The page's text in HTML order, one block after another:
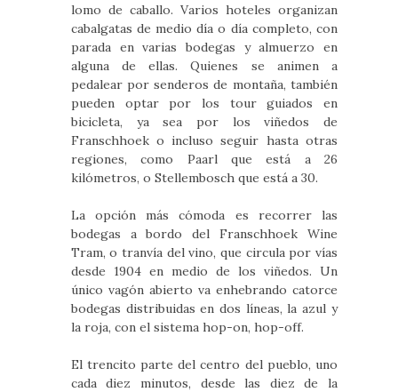
lomo de caballo. Varios hoteles organizan
cabalgatas de medio día o día completo, con
parada en varias bodegas y almuerzo en
alguna de ellas. Quienes se animen a
pedalear por senderos de montaña, también
pueden optar por los tour guiados en
bicicleta, ya sea por los viñedos de
Franschhoek o incluso seguir hasta otras
regiones, como Paarl que está a 26
kilómetros, o Stellembosch que está a 30.
La opción más cómoda es recorrer las
bodegas a bordo del Franschhoek Wine
Tram, o tranvía del vino, que circula por vías
desde 1904 en medio de los viñedos. Un
único vagón abierto va enhebrando catorce
bodegas distribuidas en dos líneas, la azul y
la roja, con el sistema hop-on, hop-off.
El trencito parte del centro del pueblo, uno
cada diez minutos, desde las diez de la